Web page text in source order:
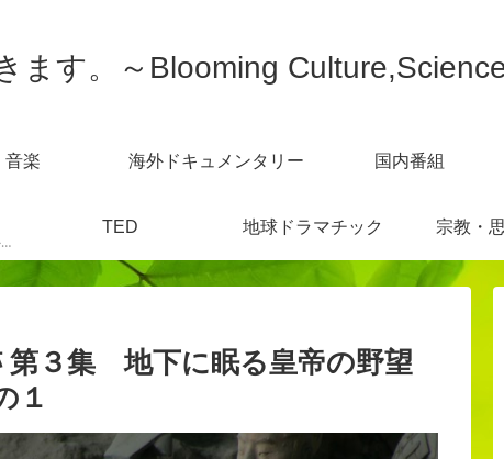
ます。～Blooming
音楽 海外ドキュメンタリー 国内番組
スポーツニュースなどの中から感じた事を書きます。
TED 地球ドラマチック 宗教・
３集 地下に眠る皇帝の野望
１